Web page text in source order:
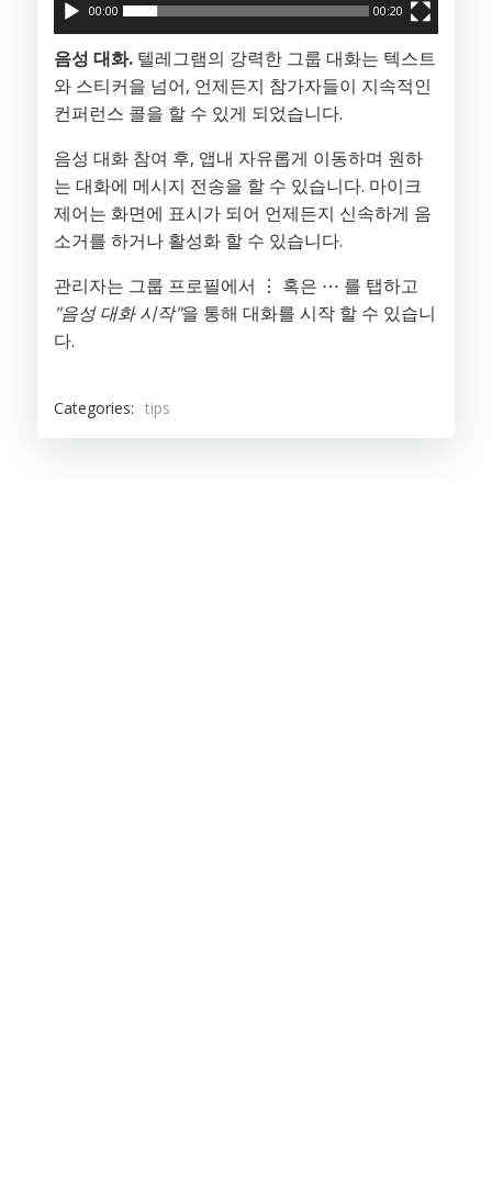
00:00 00:20
음성 대화. 텔레그램의 강력한 그룹 대화는 텍스트
와 스티커을 넘어, 언제든지 참가자들이 지속적인
컨퍼런스 콜을 할 수 있게 되었습니다.
음성 대화 참여 후, 앱내 자유롭게 이동하며 원하
는 대화에 메시지 전송을 할 수 있습니다. 마이크
제어는 화면에 표시가 되어 언제든지 신속하게 음
소거를 하거나 활성화 할 수 있습니다.
관리자는 그룹 프로필에서 ⋮ 혹은 ⋯ 를 탭하고
"음성 대화 시작"을 통해 대화를 시작 할 수 있습니
다.
Categories: tips